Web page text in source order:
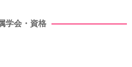
学会・資格